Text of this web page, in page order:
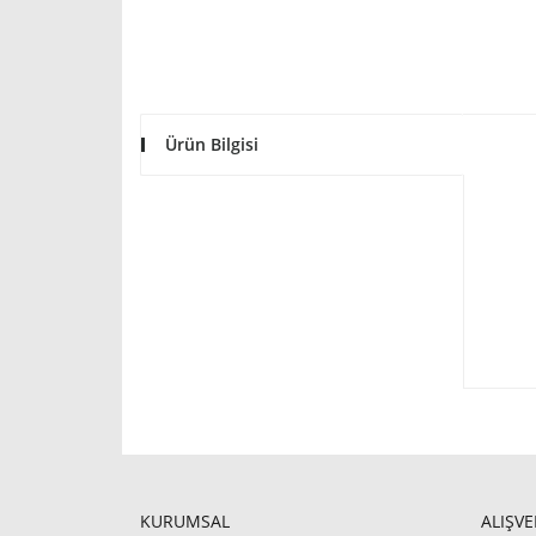
Ürün Bilgisi
KURUMSAL